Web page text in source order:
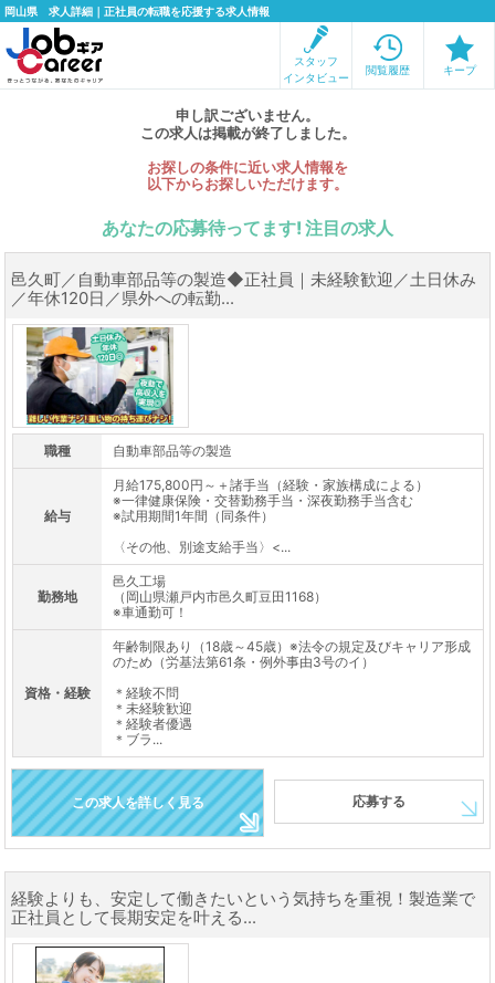
岡山県 求人詳細｜正社員の転職を応援する求人情報
スタッフ
インタビュー
閲覧履歴 キープ
申し訳ございません。
この求人は掲載が終了しました。
お探しの条件に近い求人情報を
以下からお探しいただけます。
あなたの応募待ってます! 注目の求人
邑久町／自動車部品等の製造◆正社員｜未経験歓迎／土日休み
／年休120日／県外への転勤...
職種 自動車部品等の製造
給与
月給175,800円～＋諸手当（経験・家族構成による）
※一律健康保険・交替勤務手当・深夜勤務手当含む
※試用期間1年間（同条件）
〈その他、別途支給手当〉<...
勤務地
邑久工場
（岡山県瀬戸内市邑久町豆田1168）
※車通勤可！
資格・経験
年齢制限あり（18歳～45歳）※法令の規定及びキャリア形成
のため（労基法第61条・例外事由3号のイ）
＊経験不問
＊未経験歓迎
＊経験者優遇
＊ブラ...
この求人を詳しく見る 応募する
経験よりも、安定して働きたいという気持ちを重視！製造業で
正社員として長期安定を叶える...